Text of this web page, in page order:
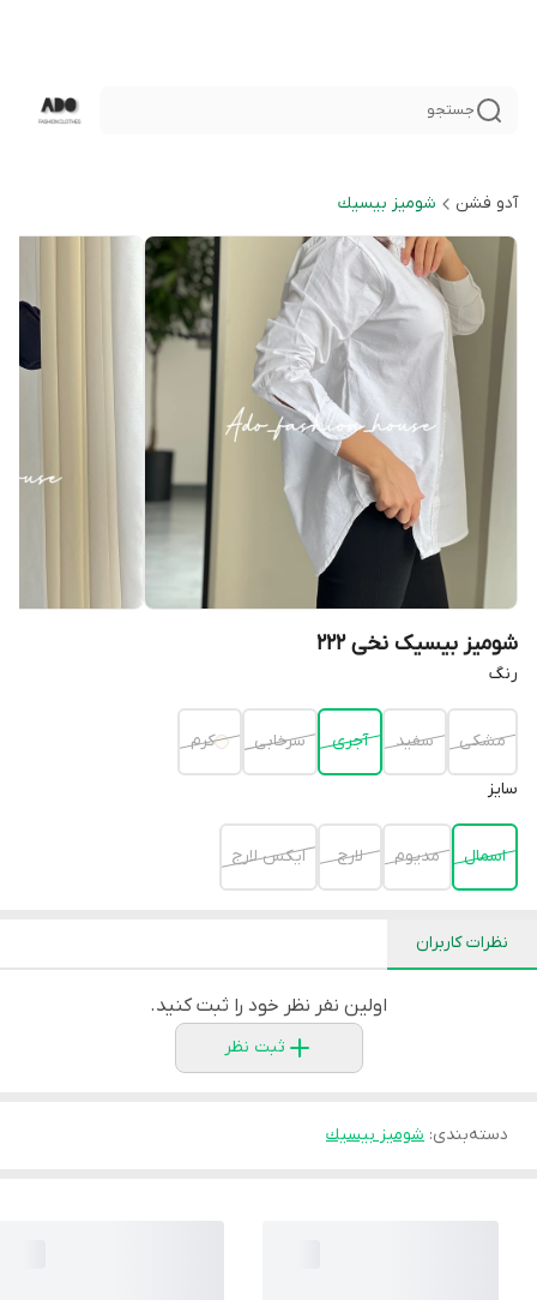
جستجو
آدو فشن شوميز بيسيك
شومیز بیسیک نخی 222
رنگ
مشكى سفيد آجری سرخابی کرم
سايز
اسمال مديوم لارج ايكس لارج
نظرات کاربران
اولین نفر نظر خود را ثبت کنید.
ثبت نظر
دسته‌بندی: شوميز بيسيك